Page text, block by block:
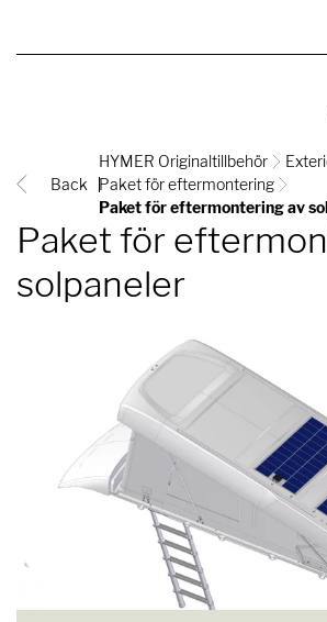
Back
HYMER Originaltillbehör
Paket för eftermontering
Paket för eftermontering av
Paket för
solpaneler